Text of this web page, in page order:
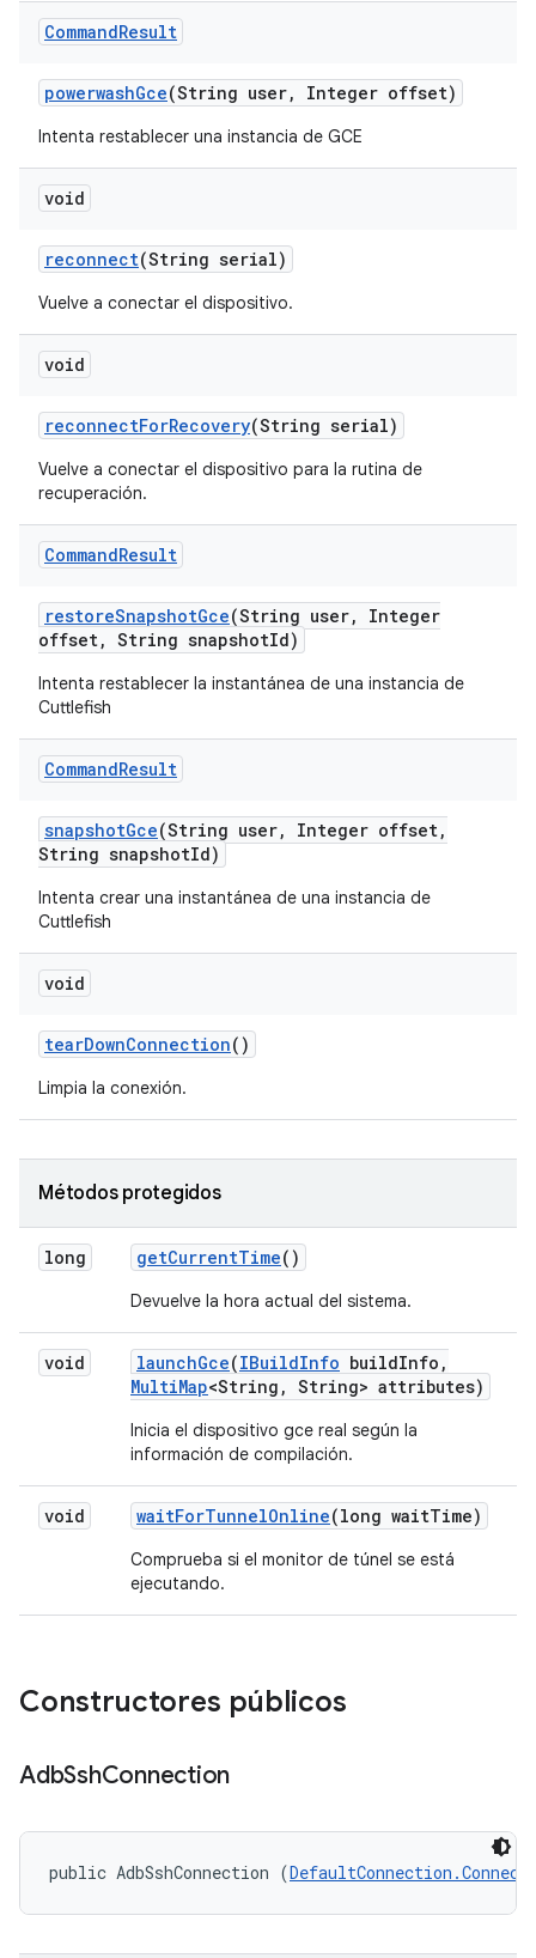
CommandResult
powerwashGce(String user, Integer offset)
Intenta restablecer una instancia de GCE
void
reconnect(String serial)
Vuelve a conectar el dispositivo.
void
reconnectForRecovery(String serial)
Vuelve a conectar el dispositivo para la rutina de
recuperación.
CommandResult
restoreSnapshotGce(String user,
Integer
offset, String snapshotId)
Intenta restablecer la instantánea de una instancia de
Cuttlefish
CommandResult
snapshotGce(String user, Integer offset,
String snapshotId)
Intenta crear una instantánea de una instancia de
Cuttlefish
void
tearDownConnection()
Limpia la conexión.
Métodos protegidos
long getCurrentTime()
Devuelve la hora actual del sistema.
void launchGce(IBuildInfo buildInfo ,
MultiMap<String , String> attributes)
Inicia el dispositivo gce real según la
información de compilación.
void waitForTunnelOnline(long waitTime)
Comprueba si el monitor de túnel se está
ejecutando.
Constructores públicos
AdbSshConnection
public AdbSshConnection (